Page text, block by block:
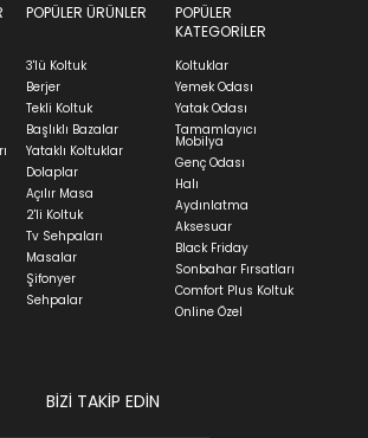
it'll be there for long.
kargoya verilme süresi
günüdür.
teslim süresi yaşadığınız şehre
durumuna göre ortalama 5-24 iş
grubu ürün siparişlerinizin teslim
şehre ve ürünün stok durumuna
30-45 iş günüdür.
sürecinizi takip edebilirsiniz.
Sorulan Sorularbölümünü ziyaret
POPÜLER ÜRÜNLER
3'lü Koltuk
Berjer
Tekli Koltuk
Başlıklı Bazalar
Yataklı Koltuklar
Dolaplar
Açılır Masa
2'li Koltuk
Tv Sehpaları
Masalar
Şifonyer
Sehpalar
POPÜLER
KATEGORİLER
Koltuklar
Yemek Odası
Yatak Odası
Tamamlayıcı
Mobilya
Genç Odası
Halı
Aydınlatma
Aksesuar
Black Friday
Sonbahar Fırsatları
Comfort Plus Koltuk
Online Özel
BİZİ TAKİP EDİN